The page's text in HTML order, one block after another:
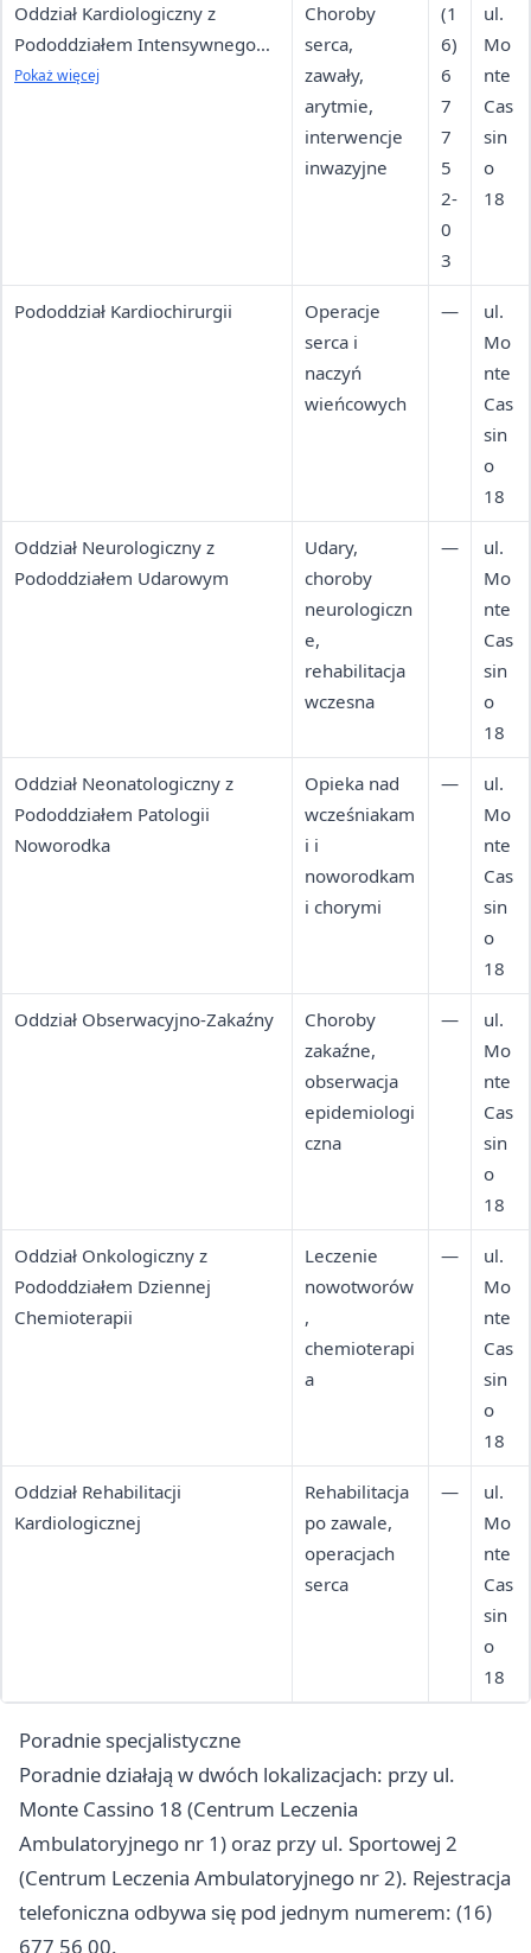
Oddział Kardiologiczny z
Pododdziałem Intensywnego
Nadzoru Kardiologicznego i
Pokaż więcej
Choroby
serca,
zawały,
arytmie,
interwencje
inwazyjne
(1
6)
6
7
7
5
2-
0
3
ul.
Mo
nte
Cas
sin
o
18
Pododdział Kardiochirurgii
Operacje
serca i
naczyń
wieńcowych
—
ul.
Mo
nte
Cas
sin
o
18
Oddział Neurologiczny z
Pododdziałem Udarowym
Udary,
choroby
neurologiczn
e,
rehabilitacja
wczesna
—
ul.
Mo
nte
Cas
sin
o
18
Oddział Neonatologiczny z
Pododdziałem Patologii
Noworodka
Opieka nad
wcześniakam
i i
noworodkam
i chorymi
—
ul.
Mo
nte
Cas
sin
o
18
Oddział Obserwacyjno-Zakaźny
Choroby
zakaźne,
obserwacja
epidemiologi
czna
—
ul.
Mo
nte
Cas
sin
o
18
Oddział Onkologiczny z
Pododdziałem Dziennej
Chemioterapii
Leczenie
nowotworów
,
chemioterapi
a
—
ul.
Mo
nte
Cas
sin
o
18
Oddział Rehabilitacji
Kardiologicznej
Rehabilitacja
po zawale,
operacjach
serca
—
ul.
Mo
nte
Cas
sin
o
18
Poradnie specjalistyczne
Poradnie działają w dwóch lokalizacjach: przy ul.
Monte Cassino 18 (Centrum Leczenia
Ambulatoryjnego nr 1) oraz przy ul. Sportowej 2
(Centrum Leczenia Ambulatoryjnego nr 2). Rejestracja
telefoniczna odbywa się pod jednym numerem: (16)
677 56 00.